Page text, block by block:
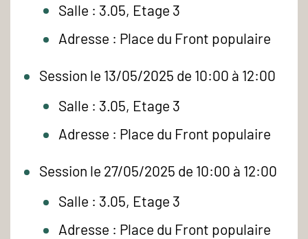
Salle : 3.05, Etage 3
Adresse : Place du Front populaire
Session le 13/05/2025 de 10:00 à 12:00
Salle : 3.05, Etage 3
Adresse : Place du Front populaire
Session le 27/05/2025 de 10:00 à 12:00
Salle : 3.05, Etage 3
Adresse : Place du Front populaire